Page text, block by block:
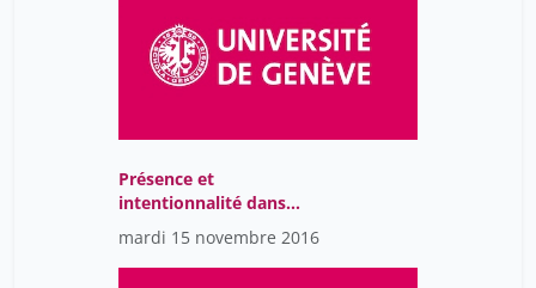
Présence et
intentionnalité dans
l’expérience mystique :
Gardeil, Maritain,
Dubarle.
mardi 15 novembre 2016